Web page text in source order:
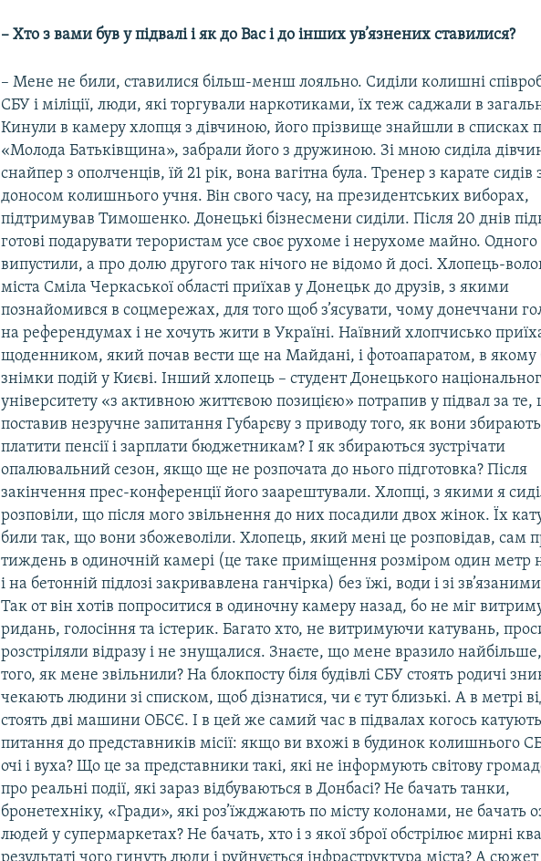
– Хто з вами був у підвалі і як доВас і до інших ув’язнених ставилися?
– Мене не били, ставилися більш-менш лояльно. Сиділи колишні
СБУ і міліції, люди, які торгували наркотиками, їх теж саджали в
Кинули в камеру хлопця з дівчиною, його прізвище знайшли в списках
«Молода Батьківщина», забрали його з дружиною. Зі мною сиділа
снайпер з ополченців, їй 21 рік, вона вагітна була. Тренер з карате сидів
доносом колишнього учня. Він свого часу, на президентських виборах,
підтримував Тимошенко. Донецькі бізнесмени сиділи. Після 20 днів
готові подарувати терористам усе своє рухоме і нерухоме майно. Одного
випустили, а про долю другого так нічого не відомо й досі. Хлопець-
міста Сміла Черкаської області приїхав у Донецьк до друзів, з якими
познайомився в соцмережах, для того щоб з’ясувати, чому донеччани
на референдумах і не хочуть жити в Україні. Наївний хлопчисько
щоденником, який почав вести ще на Майдані, і фотоапаратом, в якому
знімки подій у Києві. Інший хлопець – студент Донецького
університету «з активною життєвою позицією» потрапив у підвал за те,
поставив незручне запитання Губарєву з приводу того, як вони
платити пенсії і зарплати бюджетникам? І як збираються зустрічати
опалювальний сезон, якщо ще не розпочата до нього підготовка? Після
закінчення прес-конференції його заарештували. Хлопці, з якими я
розповіли, що після мого звільнення до них посадили двох жінок. Їх
били так, що вони збожеволіли. Хлопець, який мені це розповідав, сам
тиждень в одиночній камері (це таке приміщення розміром один метр
і на бетонній підлозі закривавлена ганчірка) без їжі, води і зі
Так от він хотів попроситися в одиночну камеру назад, бо не міг
ридань, голосіння та істерик. Багато хто, не витримуючи катувань,
розстріляли відразу і не знущалися. Знаєте, що мене вразило найбільше,
того, як мене звільнили? На блокпосту біля будівлі СБУ стоять родичі
чекають людини зі списком, щоб дізнатися, чи є тут близькі. А в метрі
стоять дві машини ОБСЄ. І в цей же самий час в підвалах когось
питання до представників місії: якщо ви вхожі в будинок колишнього
очі і вуха? Що це за представники такі, які не інформують світову
про реальні події, які зараз відбуваються в Донбасі? Не бачать танки,
бронетехніку, «Гради», які роз’їжджають по місту колонами, не бачать
людей у супермаркетах? Не бачать, хто і з якої зброї обстрілює мирні